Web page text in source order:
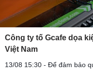
Công ty tố Gcafe dọa
Việt Nam
13/08 15:30 - Để đảm bảo